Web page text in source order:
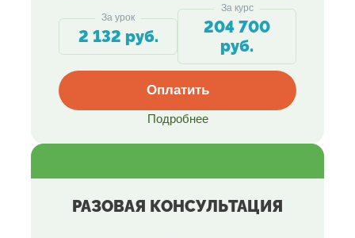
За урок
2 132 руб.
За курс
204 700
руб.
Оплатить
Подробнее
РАЗОВАЯ КОНСУЛЬТАЦИЯ